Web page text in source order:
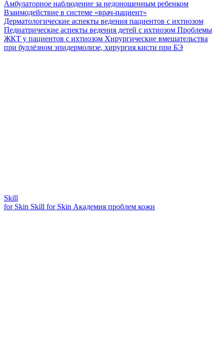
Амбулаторное наблюдение за недоношенным ребенком
Взаимодействие в системе «врач-пациент»
Дерматологические аспекты ведения пациентов с ихтиозом
Педиатрические аспекты ведения детей с ихтиозом Проблемы
ЖКТ у пациентов с ихтиозом Хирургические вмешательства
при буллёзном эпидермолизе, хирургия кисти при БЭ
Skill
for Skin Skill for Skin Академия проблем кожи